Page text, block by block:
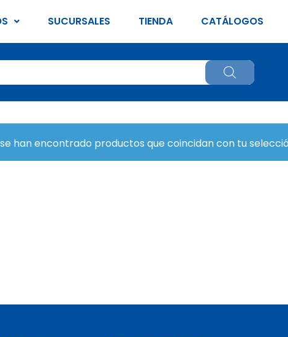
SUCURSALES TIENDA CATÁLOGOS
han encontrado productos que coincidan con tu